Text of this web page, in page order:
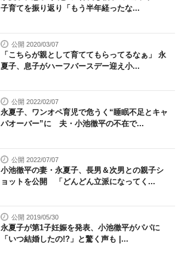
子育てを振り返り「もう半年経ったな...
公開 2020/03/07
「こちらが親として育ててもらってるなぁ」 永
夏子、息子がハーフバースデー迎え小...
公開 2022/02/07
永夏子、ワンオペ育児で危うく“睡眠不足とキャ
パオーバー”に 夫・小池徹平の不在で...
公開 2022/07/07
小池徹平の妻・永夏子、長男＆次男との親子シ
ョットを公開 「どんどん立派になってく...
公開 2019/05/30
永夏子が第1子妊娠を発表、小池徹平がパパに
「いつ結婚したの!?」と驚く声も |...